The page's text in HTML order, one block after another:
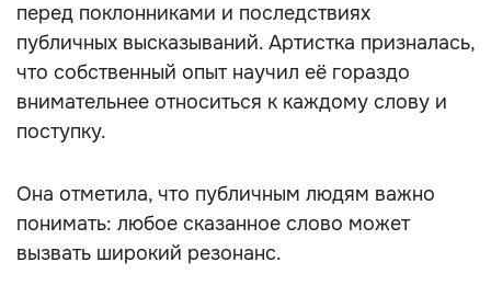
перед поклонниками и последствиях
публичных высказываний. Артистка призналась,
что собственный опыт научил её гораздо
внимательнее относиться к каждому слову и
поступку.
Она отметила, что публичным людям важно
понимать: любое сказанное слово может
вызвать широкий резонанс.